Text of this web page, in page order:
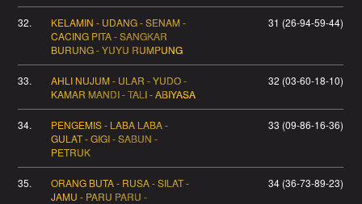
32.
KELAMIN - UDANG - SENAM -
CACING PITA - SANGKAR
BURUNG - YUYU RUMPUNG
31 (26-94-59-44)
33.
AHLI NUJUM - ULAR - YUDO -
KAMAR MANDI - TALI - ABIYASA
32 (03-60-18-10)
34.
PENGEMIS - LABA LABA -
GULAT - GIGI - SABUN -
PETRUK
33 (09-86-16-36)
35.
ORANG BUTA - RUSA - SILAT -
JAMU - PARU PARU -
34 (36-73-89-23)